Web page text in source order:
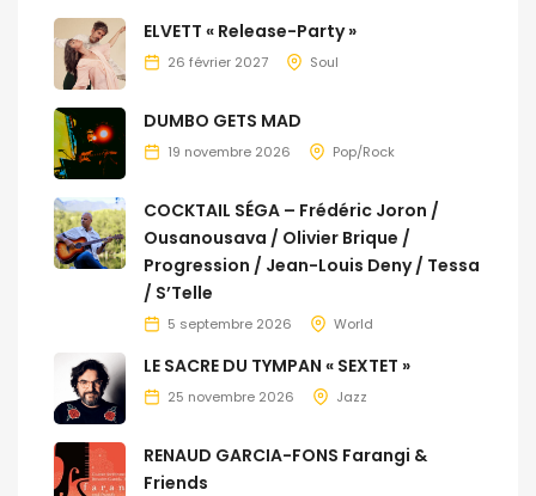
ELVETT « Release-Party »
26 février 2027 Soul
DUMBO GETS MAD
19 novembre 2026 Pop/Rock
COCKTAIL SÉGA – Frédéric Joron /
Ousanousava / Olivier Brique /
Progression / Jean-Louis Deny / Tessa
/ S’Telle
5 septembre 2026 World
LE SACRE DU TYMPAN « SEXTET »
25 novembre 2026 Jazz
RENAUD GARCIA-FONS Farangi &
Friends